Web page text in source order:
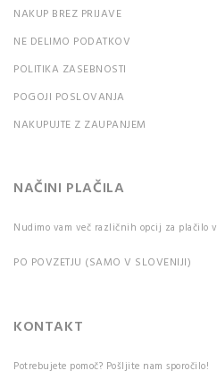
NAKUP BREZ PRIJAVE
NE DELIMO PODATKOV
POLITIKA ZASEBNOSTI
POGOJI POSLOVANJA
NAKUPUJTE Z ZAUPANJEM
NAČINI PLAČILA
Nudimo vam več različnih opcij za plačilo
PO POVZETJU (SAMO V SLOVENIJI)
KONTAKT
Potrebujete pomoč? Pošljite nam sporočilo!